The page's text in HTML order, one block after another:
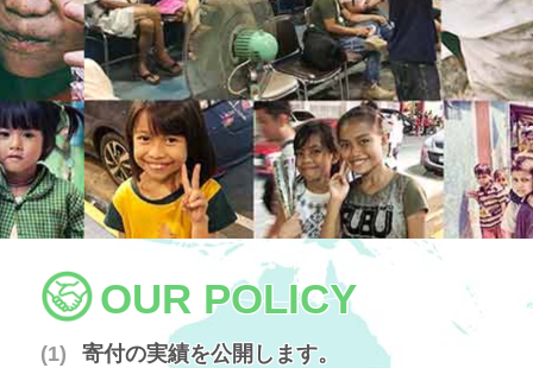
OUR POLICY
寄付の実績を公開します。